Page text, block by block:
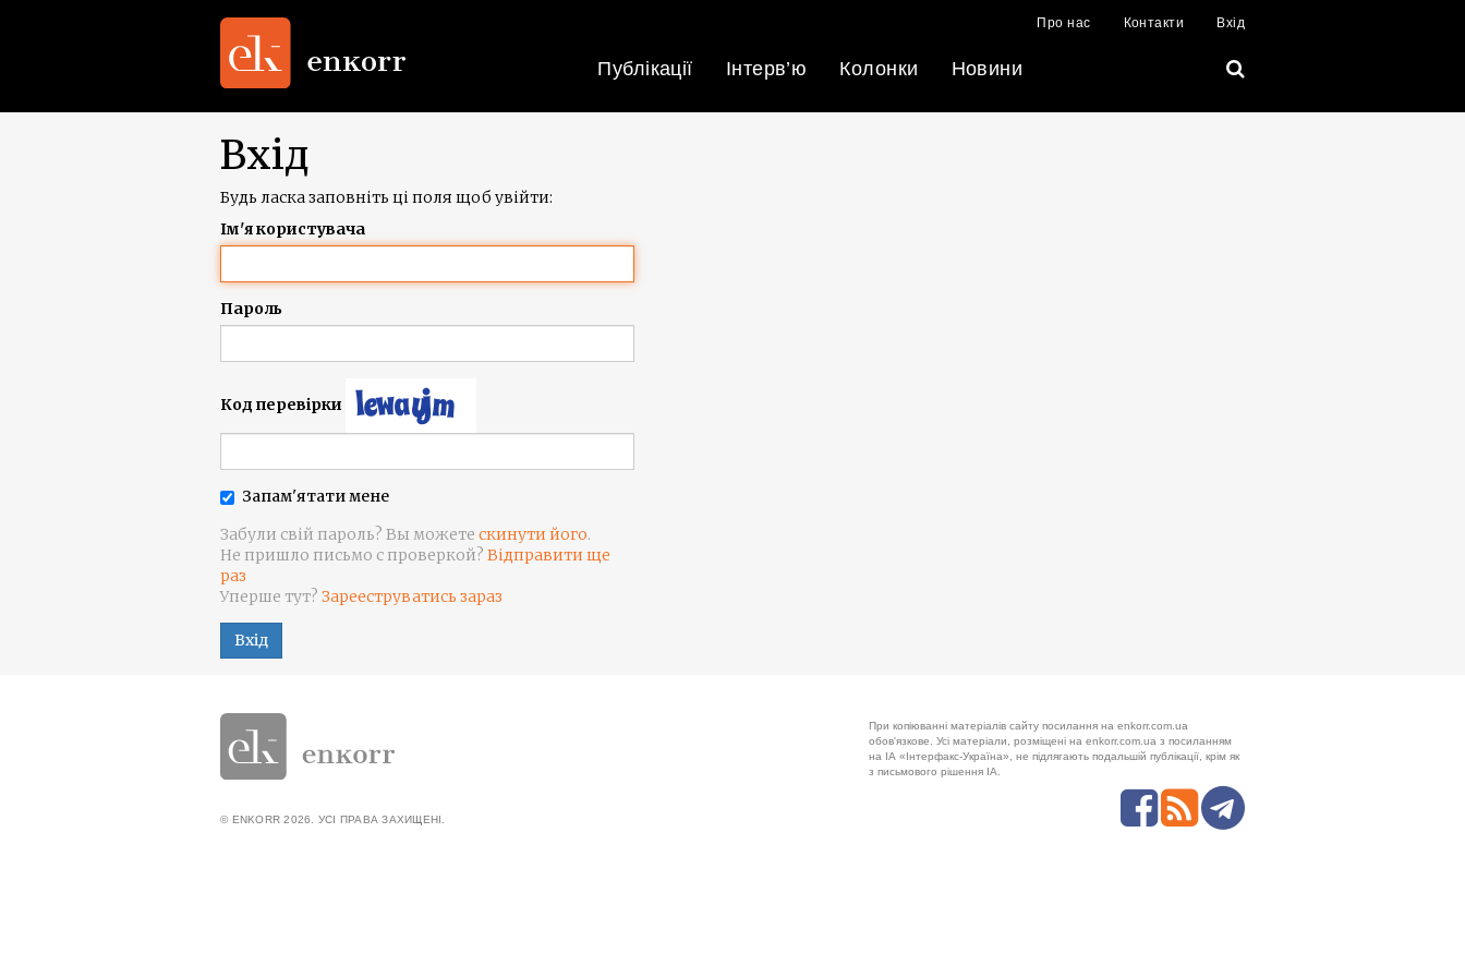
Про нас Контакти Вхід
Публікації Інтерв’ю Колонки Новини
Вхід
Будь ласка заповніть ці поля щоб увійти:
Ім'я користувача
Пароль
Код перевірки
Запам'ятати мене
Забули свій пароль? Вы можете скинути його.
Не пришло письмо с проверкой? Відправити ще
раз
Уперше тут? Зарееструватись зараз
Вхід
При копіюванні матеріалів сайту посилання на enkorr.com.ua
обов'язкове. Усі матеріали, розміщені на enkorr.com.ua з посиланням
на ІА «Інтерфакс-Україна», не підлягають подальшій публікації, крім як
з письмового рішення ІА.
© ENKORR 2026. УСІ ПРАВА ЗАХИЩЕНІ.